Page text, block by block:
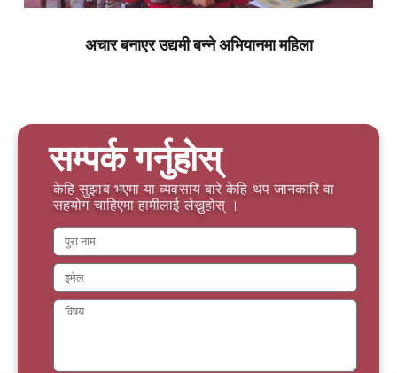
अचार बनाएर उद्यमी बन्ने अभियानमा महिला
सम्पर्क गर्नुहोस्
केहि सुझाब भएमा या व्यवसाय बारे केहि थप जानकारि वा
सहयोग चाहिएमा हामीलाई लेख्नुहोस् ।